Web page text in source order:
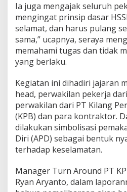
Ia juga mengajak seluruh
mengingat prinsip dasar
selamat, dan harus pulang
sama,” ucapnya, seraya
memahami tugas dan tidak
yang berlaku.
Kegiatan ini dihadiri jajaran
head, perwakilan pekerja
perwakilan dari PT Kilang
(KPB) dan para kontraktor.
dilakukan simbolisasi
Diri (APD) sebagai bentuk
terhadap keselamatan.
Manager Turn Around PT
Ryan Aryanto, dalam